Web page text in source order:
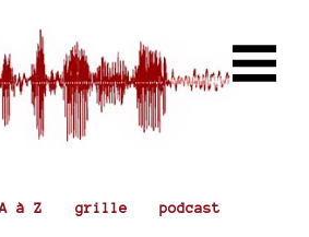
à Z grille podcast